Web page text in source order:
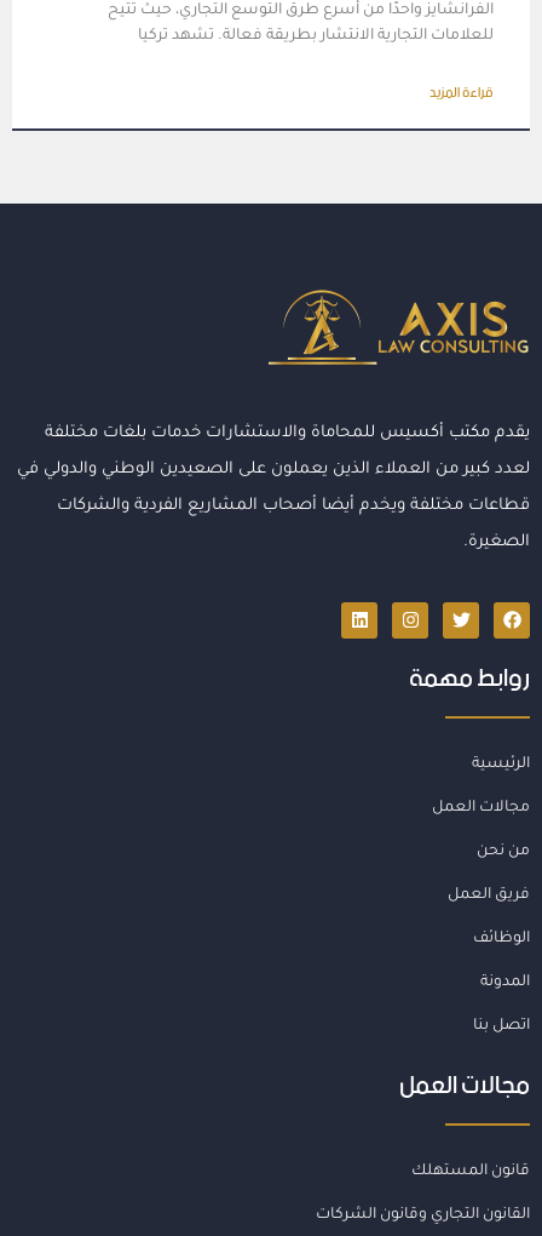
الفرانشايز واحدًا من أسرع طرق التوسع التجاري، حيث تتيح
للعلامات التجارية الانتشار بطريقة فعالة. تشهد تركيا
قراءة المزيد
يقدم مكتب أكسيس للمحاماة والاستشارات خدمات بلغات مختلفة
لعدد كبير من العملاء الذين يعملون على الصعيدين الوطني والدولي في
قطاعات مختلفة ويخدم أيضا أصحاب المشاريع الفردية والشركات
الصغيرة.
روابط مهمة
الرئيسية
مجالات العمل
من نحن
فريق العمل
الوظائف
المدونة
اتصل بنا
مجالات العمل
قانون المستهلك
القانون التجاري وقانون الشركات